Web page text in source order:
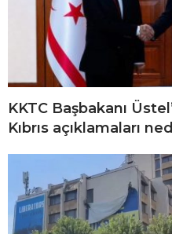
KKTC Başbakanı
Kıbrıs açıklamaları